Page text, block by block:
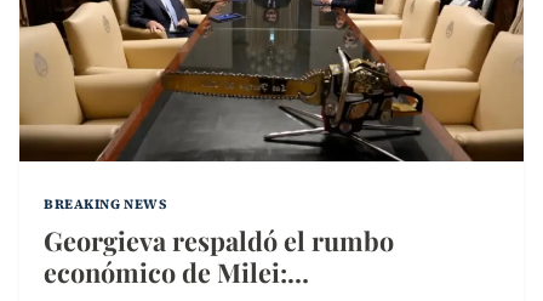
BREAKING NEWS
Georgieva respaldó el rumbo
económico de Milei:…